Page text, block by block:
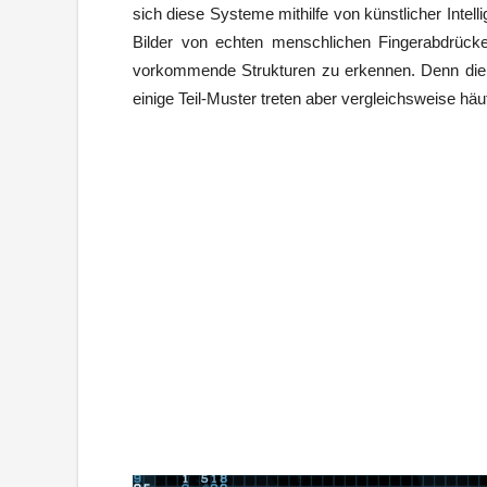
sich diese Systeme mithilfe von künstlicher
Bilder von echten menschlichen
vorkommende Strukturen zu erkennen. Denn
einige Teil-Muster treten aber vergleichsweise